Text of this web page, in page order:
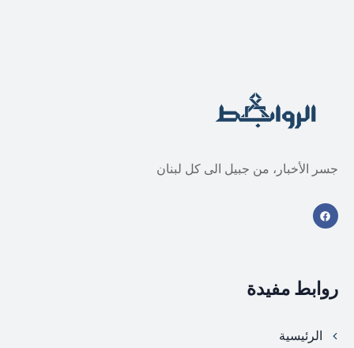
جسر الأخبار، من جبيل الى كل لبنان
روابط مفيدة
الرئيسية